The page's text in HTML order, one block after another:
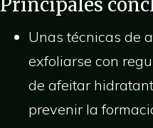
Principales
Unas técnicas de
exfoliarse con
de afeitar
prevenir la